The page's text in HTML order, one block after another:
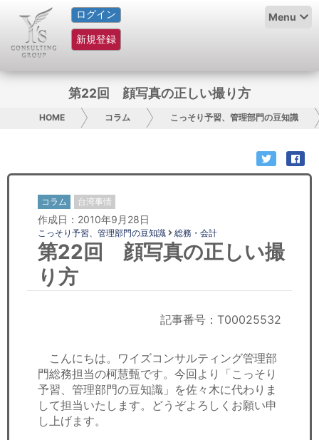
ログイン
新規登録
Menu
HOME
サービス紹介
グループ概要
日本人にPR
コンサルティング
リサーチ
経済ニュース
労務顧問
ＩＴ
第22回 顔写真の正しい撮り方
HOME コラム こっそり予習、管理部門の豆知識
コラム 台湾事情
作成日：2010年9月28日
こっそり予習、管理部門の豆知識 総務・会計
第22回 顔写真の正しい撮
り方
記事番号：T00025532
こんにちは。ワイズコンサルティング管理部
門総務担当の柯慧甄です。今回より「こっそり
予習、管理部門の豆知識」を佐々木に代わりま
して担当いたします。どうぞよろしくお願い申
し上げます。